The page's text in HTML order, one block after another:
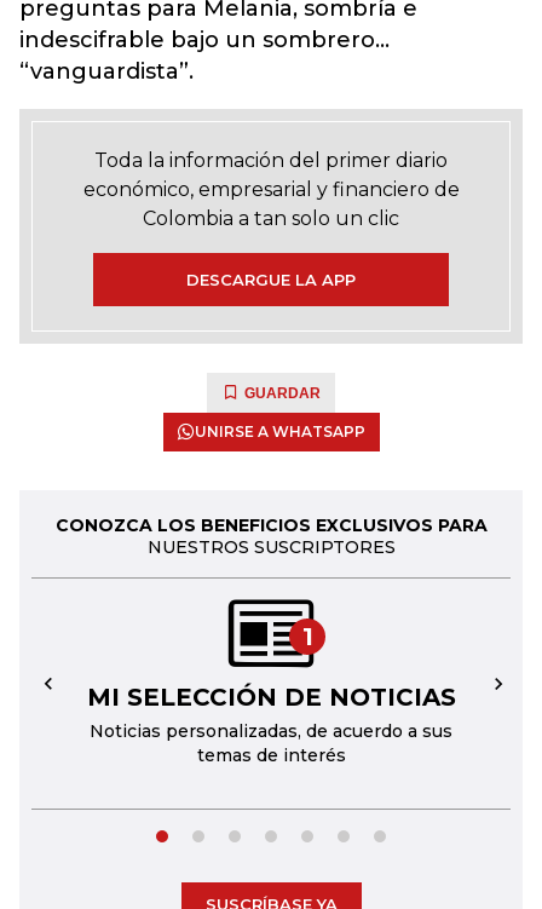
preguntas para Melania, sombría e
indescifrable bajo un sombrero…
“vanguardista”.
Toda la información del primer diario
económico, empresarial y financiero de
Colombia a tan solo un clic
DESCARGUE LA APP
GUARDAR
UNIRSE A WHATSAPP
CONOZCA LOS BENEFICIOS EXCLUSIVOS PARA
NUESTROS SUSCRIPTORES
1
MI SELECCIÓN DE NOTICIAS
Noticias personalizadas, de acuerdo a sus
temas de interés
← →
SUSCRÍBASE YA